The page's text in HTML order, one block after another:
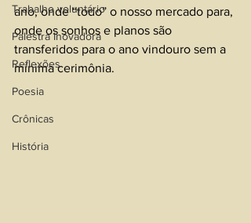
Trabalho voluntário
Palestra Inovadora
Reflexões
Poesia
Crônicas
História
ano, onde “todo” o nosso mercado para,
onde os sonhos e planos são
transferidos para o ano vindouro sem a
mínima cerimônia.